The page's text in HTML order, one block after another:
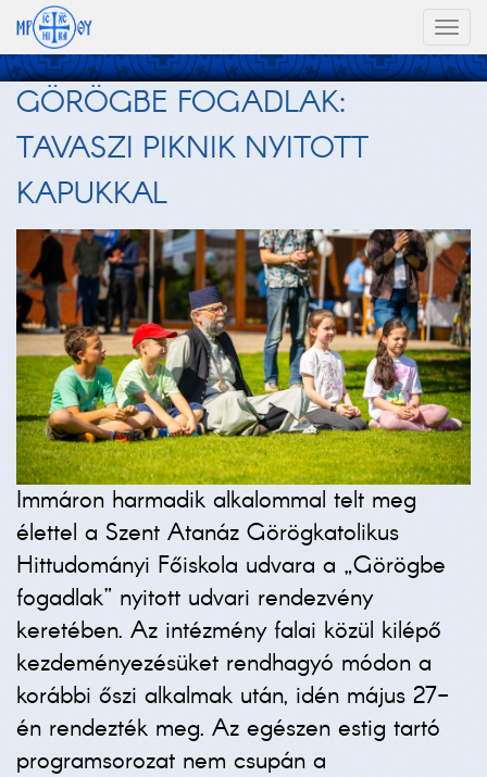
GÖRÖGBE FOGADLAK:
TAVASZI PIKNIK NYITOTT
KAPUKKAL
Immáron harmadik alkalommal telt meg
élettel a Szent Atanáz Görögkatolikus
Hittudományi Főiskola udvara a „Görögbe
fogadlak” nyitott udvari rendezvény
keretében. Az intézmény falai közül kilépő
kezdeményezésüket rendhagyó módon a
korábbi őszi alkalmak után, idén május 27-
én rendezték meg. Az egészen estig tartó
programsorozat nem csupán a